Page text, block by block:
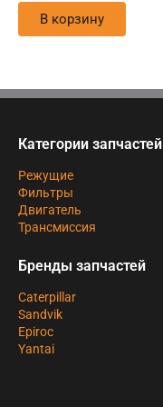
В корзину
Категории запчастей
Режущие
Фильтры
Двигатель
Трансмиссия
Бренды запчастей
Caterpillar
Sandvik
Epiroc
Yantai